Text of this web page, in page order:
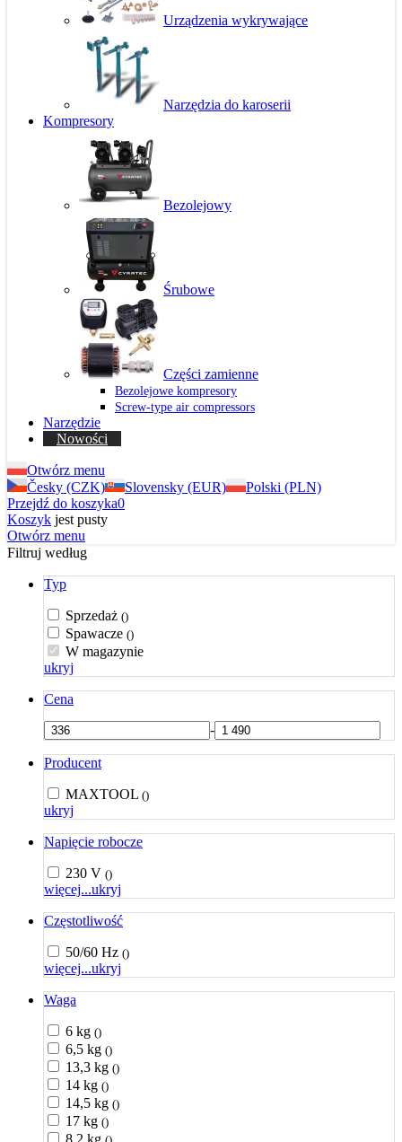
Urządzenia wykrywające
Narzędzia do karoserii
Kompresory
Bezolejowy
Śrubowe
Części zamienne
Bezolejowe kompresory
Screw-type air compressors
Narzędzie
Nowości
Otwórz menu
Česky (CZK)
Slovensky (EUR)
Polski (PLN)
Przejdź do koszyka0
Koszyk jest pusty
Otwórz menu
Filtruj według
Typ
Sprzedaż ()
Spawacze ()
W magazynie
ukryj
Cena
-
Producent
MAXTOOL ()
ukryj
Napięcie robocze
230 V ()
więcej...ukryj
Częstotliwość
50/60 Hz ()
więcej...ukryj
Waga
6 kg ()
6,5 kg ()
13,3 kg ()
14 kg ()
14,5 kg ()
17 kg ()
8,2 kg